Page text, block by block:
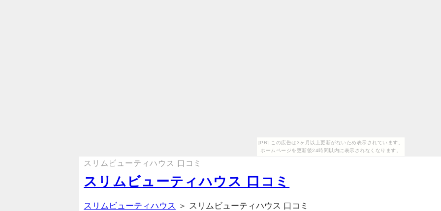
[PR] この広告は3ヶ月以上更新がないため表示されています。
ホームページを更新後24時間以内に表示されなくなります。
スリムビューティハウス 口コミ
スリムビューティハウス 口コミ
スリムビューティハウス ＞ スリムビューティハウス 口コミ